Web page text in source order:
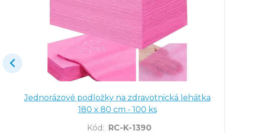
Jednorázové podložky na zdravotnická lehátka
180 x 80 cm - 100 ks
Kód : RC-K-1390